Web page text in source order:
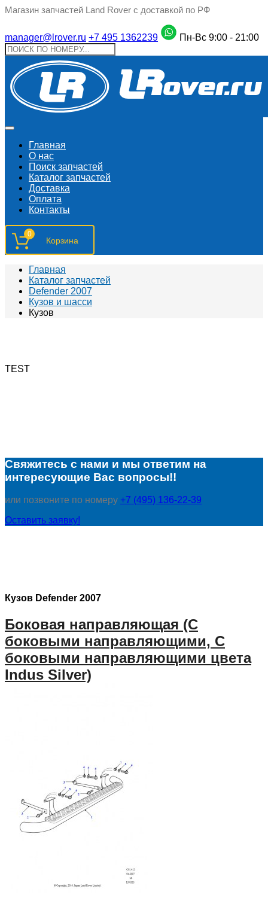
Магазин запчастей Land Rover с доставкой по РФ
manager@lrover.ru +7 495 1362239 Пн-Вс 9:00 - 21:00
Главная
О нас
Поиск запчастeй
Каталог запчастей
Доставка
Оплата
Контакты
0
Главная
Каталог запчастей
Defender 2007
Кузов и шасси
Кузов
TEST
Свяжитесь с нами и мы ответим на
интересующие Вас вопросы!!
или позвоните по номеру +7 (495) 136-22-39
Оставить заявку!
Кузов Defender 2007
Боковая направляющая (С
боковыми направляющими, С
боковыми направляющими цвета
Indus Silver)